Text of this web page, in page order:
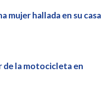
mujer hallada en su casa
de la motocicleta en